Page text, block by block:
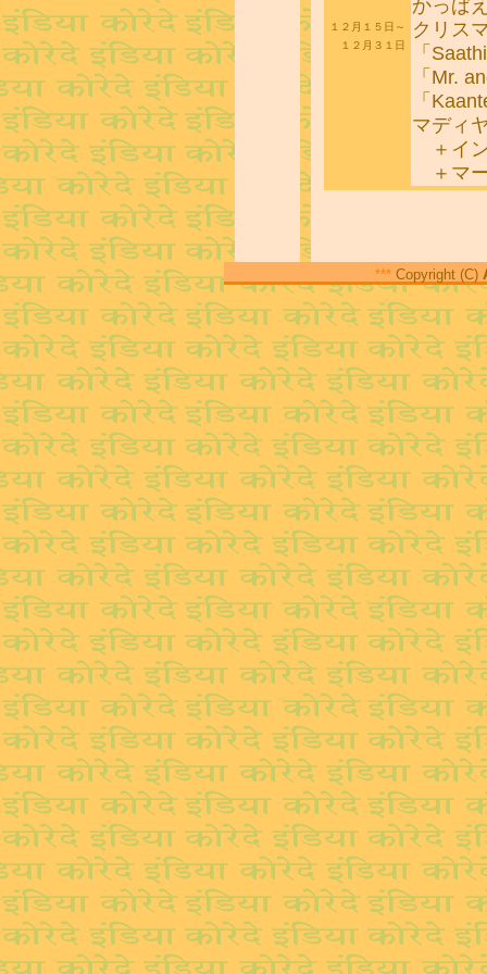
かっぱ
クリス
「
「Mr.
「
マディ
＋イ
＋マ
１２月１５日～
１２月３１日
*** Copyright (C)